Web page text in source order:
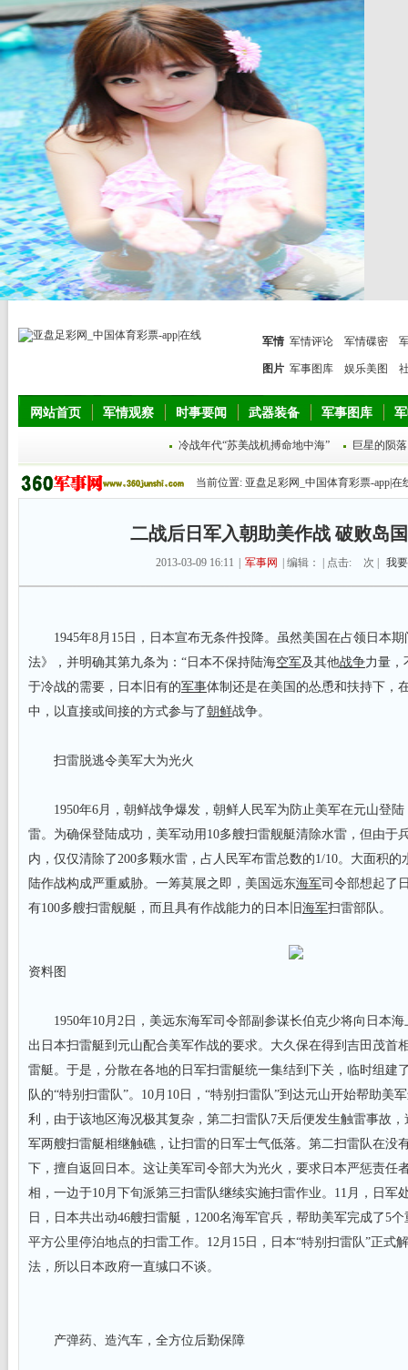
军情 军情评论 军情碟密
图片 军事图库 娱乐美图
网站首页 军情观察 时事要闻 武器装备 军事图库
冷战年代“苏美战机搏命地中海” 巨星的陨
当前位置: 亚盘足彩网_中国体育彩票-app|在
二战后日军入朝助美作战 破败岛
2013-03-09 16:11 军事网 | 编辑： | 点击: 次 | 我
1945年8月15日，日本宣布无条件投降。虽然美国在占领日本期
法》，并明确其第九条为：“日本不保持陆海空军及其他战争力量，
于冷战的需要，日本旧有的军事体制还是在美国的怂恿和扶持下，
中，以直接或间接的方式参与了朝鲜战争。
扫雷脱逃令美军大为光火
1950年6月，朝鲜战争爆发，朝鲜人民军为防止美军在元山登陆
雷。为确保登陆成功，美军动用10多艘扫雷舰艇清除水雷，但由于
内，仅仅清除了200多颗水雷，占人民军布雷总数的1/10。大面积
陆作战构成严重威胁。一筹莫展之即，美国远东海军司令部想起了
有100多艘扫雷舰艇，而且具有作战能力的日本旧海军扫雷部队。
资料图
1950年10月2日，美远东海军司令部副参谋长伯克少将向日本海
出日本扫雷艇到元山配合美军作战的要求。大久保在得到吉田茂首
雷艇。于是，分散在各地的日军扫雷艇统一集结到下关，临时组建
队的“特别扫雷队”。10月10日，“特别扫雷队”到达元山开始帮助美
利，由于该地区海况极其复杂，第二扫雷队7天后便发生触雷事故
军两艘扫雷艇相继触礁，让扫雷的日军士气低落。第二扫雷队在没
下，擅自返回日本。这让美军司令部大为光火，要求日本严惩责任
相，一边于10月下旬派第三扫雷队继续实施扫雷作业。11月，日军
日，日本共出动46艘扫雷艇，1200名海军官兵，帮助美军完成了5
平方公里停泊地点的扫雷工作。12月15日，日本“特别扫雷队”正式
法，所以日本政府一直缄口不谈。
产弹药、造汽车，全方位后勤保障